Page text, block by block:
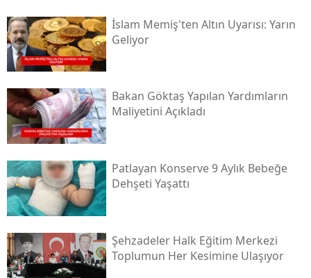
İslam Memiş'ten Altın Uyarısı: Yarın
Geliyor
Bakan Göktaş Yapılan Yardımların
Maliyetini Açıkladı
Patlayan Konserve 9 Aylık Bebeğe
Dehşeti Yaşattı
Şehzadeler Halk Eğitim Merkezi
Toplumun Her Kesimine Ulaşıyor